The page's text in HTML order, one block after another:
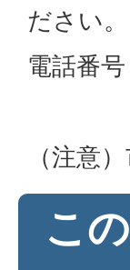
ださい。
電話番
（注意
こ